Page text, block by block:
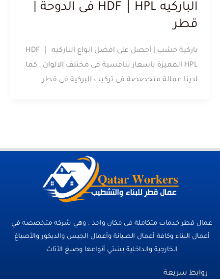
الباركيه HDF｜HPL فى الدوحة |
قطر
باركية خشب | أحصل على افضل انواع الباركيه HDF ｜
HPL المميزة باسعار تنافسية فى مختلف الالوان , كما
لدينا عمالة متخصصة فى تركيب البركية فى قطر
عمال قطر خدمات متكاملة فى مكان واحد . وهي شركه متخصصه في
أعمال البناء وكافة أعمال الصيانة وأعمال الجبس والديكور والأصباغ
الخارجية والداخلية بشتي أنواعها وصبغ الأثاث
روابط سريعة